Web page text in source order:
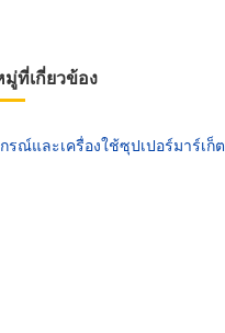
ที่เกี่ยวข้อง
รณ์และเครื่องใช้ซุปเปอร์มาร์เก็ต